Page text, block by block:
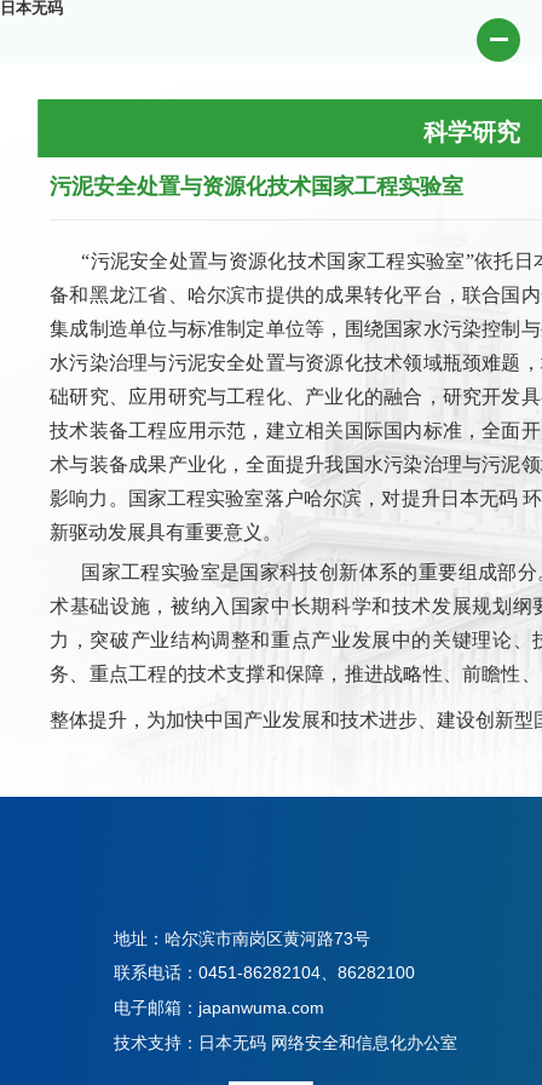
日本无码
科学研究
污泥安全处置与资源化技术国家工程实验室
“污泥安全处置与资源化技术国家工程实验室”依托
备和黑龙江省、哈尔滨市提供的成果转化平台，联合国
集成制造单位与标准制定单位等，围绕国家水污染控制
水污染治理与污泥安全处置与资源化技术领域瓶颈难题
础研究、应用研究与工程化、产业化的融合，研究开发
技术装备工程应用示范，建立相关国际国内标准，全面
术与装备成果产业化，全面提升我国水污染治理与污泥
影响力。国家工程实验室落户哈尔滨，对提升日本无码
新驱动发展具有重要意义。
国家工程实验室是国家科技创新体系的重要组成部
术基础设施，被纳入国家中长期科学和技术发展规划
力，突破产业结构调整和重点产业发展中的关键理论
务、重点工程的技术支撑和保障，推进战略性、前瞻性
整体提升，为加快中国产业发展和技术进步、建设创新
地址：哈尔滨市南岗区黄河路73号
联系电话：0451-86282104、86282100
电子邮箱：japanwuma.com
技术支持：日本无码 网络安全和信息化办公室